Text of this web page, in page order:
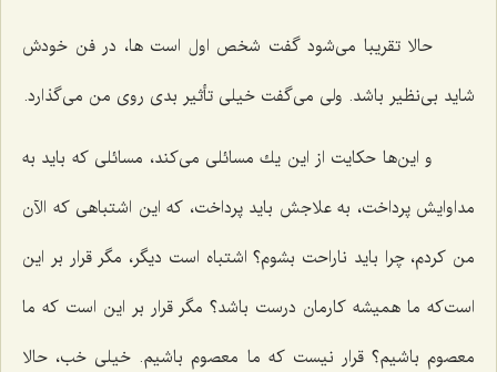
حالا تقریبا می‌شود گفت شخص اول است ها، در فن خودش
شاید بی‌نظیر باشد. ولی می‌گفت خیلی تأثیر بدی روی من می‌گذارد.
و این‌ها حكایت از این یك مسائلی می‌كند، مسائلی كه باید به
مداوایش پرداخت، به علاجش باید پرداخت، كه این اشتباهی كه الآن
من كردم، چرا باید ناراحت بشوم؟ اشتباه است دیگر، مگر قرار بر این
است‌كه ما همیشه كارمان درست باشد؟ مگر قرار بر این است كه ما
معصوم باشیم؟ قرار نیست كه ما معصوم باشیم. خیلی خب، حالا